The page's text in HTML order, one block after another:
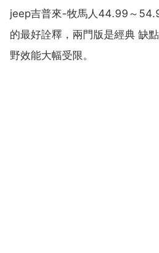
jeep吉普來-牧馬人44.99～
的最好詮釋，兩門版是經典 缺
野效能大幅受限。